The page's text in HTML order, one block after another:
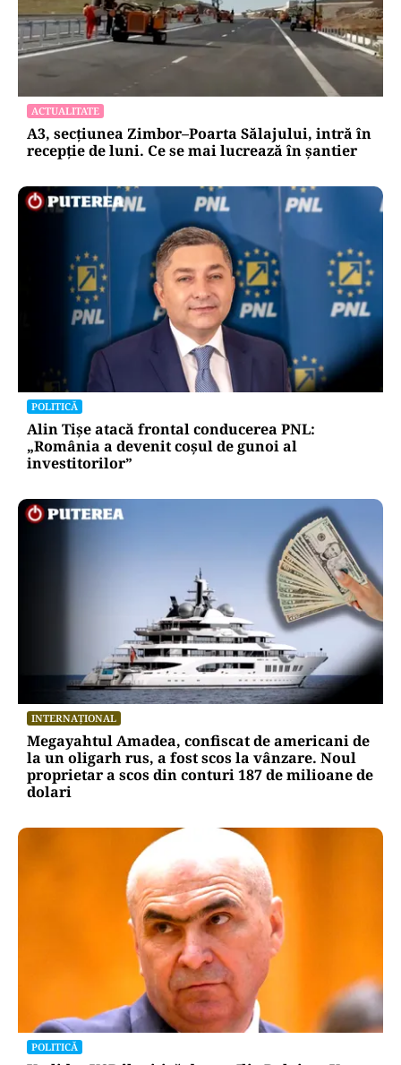
ACTUALITATE
A3, secțiunea Zimbor–Poarta Sălajului, intră în
recepție de luni. Ce se mai lucrează în șantier
POLITICĂ
Alin Tișe atacă frontal conducerea PNL:
„România a devenit coșul de gunoi al
investitorilor”
INTERNAȚIONAL
Megayahtul Amadea, confiscat de americani de
la un oligarh rus, a fost scos la vânzare. Noul
proprietar a scos din conturi 187 de milioane de
dolari
POLITICĂ